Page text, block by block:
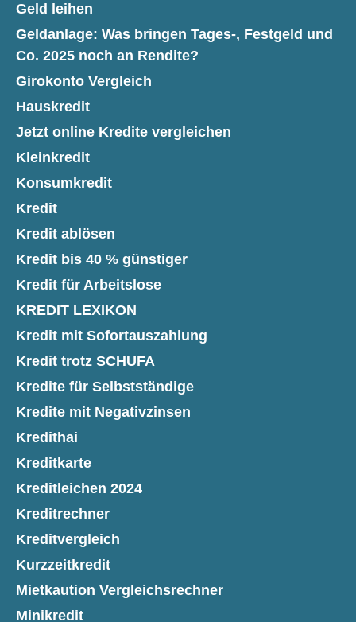
Geld leihen
Geldanlage: Was bringen Tages-, Festgeld und
Co. 2025 noch an Rendite?
Girokonto Vergleich
Hauskredit
Jetzt online Kredite vergleichen
Kleinkredit
Konsumkredit
Kredit
Kredit ablösen
Kredit bis 40 % günstiger
Kredit für Arbeitslose
KREDIT LEXIKON
Kredit mit Sofortauszahlung
Kredit trotz SCHUFA
Kredite für Selbstständige
Kredite mit Negativzinsen
Kredithai
Kreditkarte
Kreditleichen 2024
Kreditrechner
Kreditvergleich
Kurzzeitkredit
Mietkaution Vergleichsrechner
Minikredit